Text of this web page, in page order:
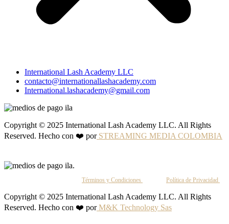
International Lash Academy LLC
contacto@internationallashacademy.com
International.lashacademy@gmail.com
Copyright © 2025 International Lash Academy LLC. All Rights
Reserved. Hecho con ❤️ porSTREAMING MEDIA COLOMBIA
Términos y Condiciones Política de Privacidad
Copyright © 2025 International Lash Academy LLC. All Rights
Reserved. Hecho con ❤️ porM&K Technology Sas